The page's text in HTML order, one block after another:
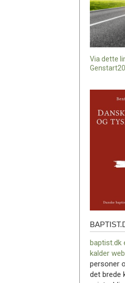
Via dette
tysk
baptist.dk
baptist.dk
kalder
personer
det brede